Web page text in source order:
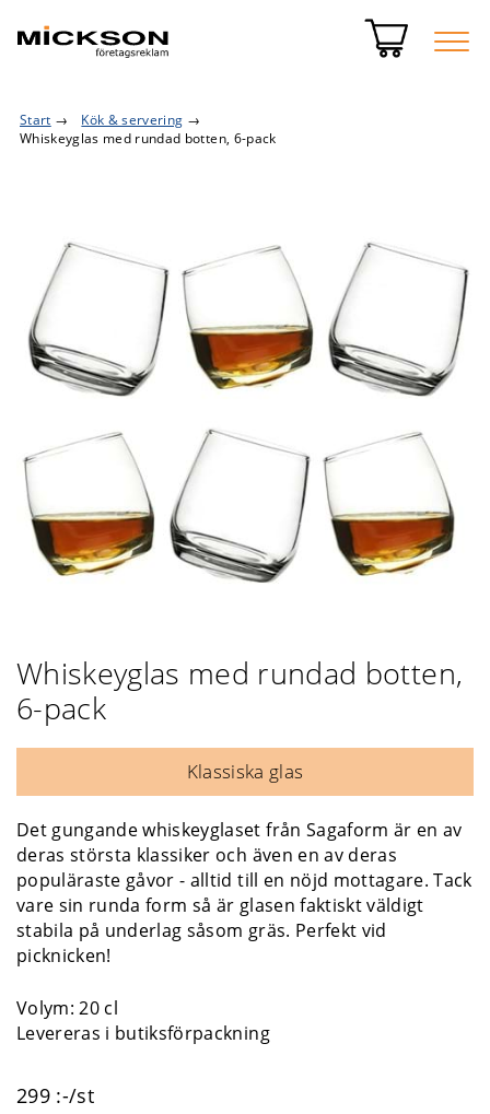
Start → Kök & servering →
Whiskeyglas med rundad botten, 6-pack
Whiskeyglas med rundad botten,
6-pack
Klassiska glas
Det gungande whiskeyglaset från Sagaform är en av
deras största klassiker och även en av deras
populäraste gåvor - alltid till en nöjd mottagare. Tack
vare sin runda form så är glasen faktiskt väldigt
stabila på underlag såsom gräs. Perfekt vid
picknicken!
Volym: 20 cl
Levereras i butiksförpackning
299 :-/st